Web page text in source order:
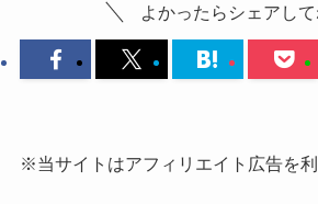
よかったらシェアして
※当サイトはアフィリエイト広告を利